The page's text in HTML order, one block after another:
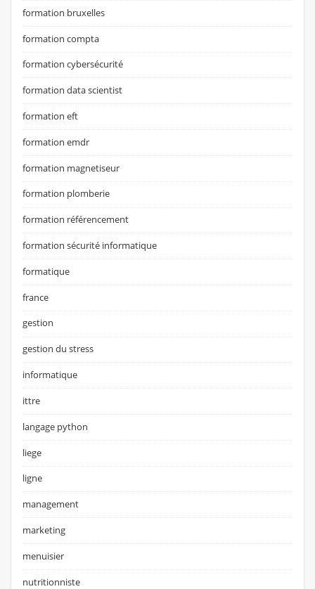
formation bruxelles
formation compta
formation cybersécurité
formation data scientist
formation eft
formation emdr
formation magnetiseur
formation plomberie
formation référencement
formation sécurité informatique
formatique
france
gestion
gestion du stress
informatique
ittre
langage python
liege
ligne
management
marketing
menuisier
nutritionniste